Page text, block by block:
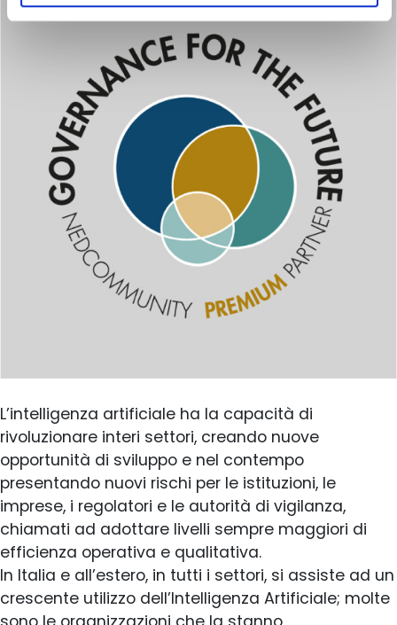
L’intelligenza artificiale ha la capacità di
rivoluzionare interi settori, creando nuove
opportunità di sviluppo e nel contempo
presentando nuovi rischi per le istituzioni, le
imprese, i regolatori e le autorità di vigilanza,
chiamati ad adottare livelli sempre maggiori di
efficienza operativa e qualitativa.
In Italia e all’estero, in tutti i settori, si assiste ad un
crescente utilizzo dell’Intelligenza Artificiale; molte